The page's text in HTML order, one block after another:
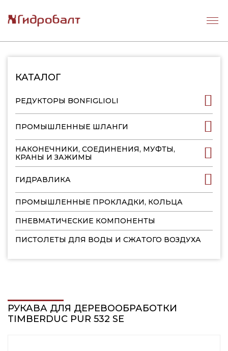
КАТАЛОГ
РЕДУКТОРЫ BONFIGLIOLI
ПРОМЫШЛЕННЫЕ ШЛАНГИ
НАКОНЕЧНИКИ, СОЕДИНЕНИЯ, МУФТЫ,
КРАНЫ И ЗАЖИМЫ
ГИДРАВЛИКА
ПРОМЫШЛЕННЫЕ ПРОКЛАДКИ, КОЛЬЦА
ПНЕВМАТИЧЕСКИЕ КОМПОНЕНТЫ
ПИСТОЛЕТЫ ДЛЯ ВОДЫ И СЖАТОГО ВОЗДУХА
РУКАВА ДЛЯ ДЕРЕВООБРАБОТКИ
TIMBERDUC PUR 532 SE